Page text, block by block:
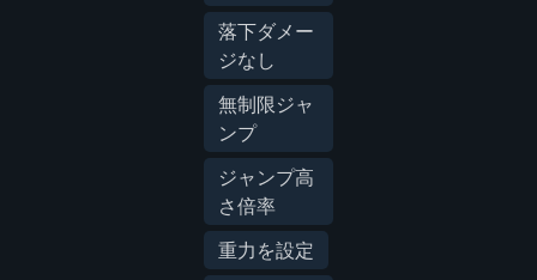
落下ダメー
ジなし
無制限ジャ
ンプ
ジャンプ高
さ倍率
重力を設定